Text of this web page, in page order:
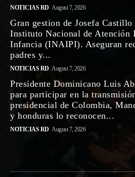
NOTICIAS RD August 7, 2026
Gran gestion de Josefa
Instituto Nacional de Atención
Infancia (INAIPI). Aseguran
padres y...
NOTICIAS RD August 7, 2026
Presidente Dominicano Luis
para participar en la
presidencial de Colombia,
y honduras lo reconocen...
NOTICIAS RD August 7, 2026